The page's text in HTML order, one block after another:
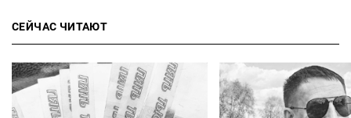
СЕЙЧАС ЧИТАЮТ